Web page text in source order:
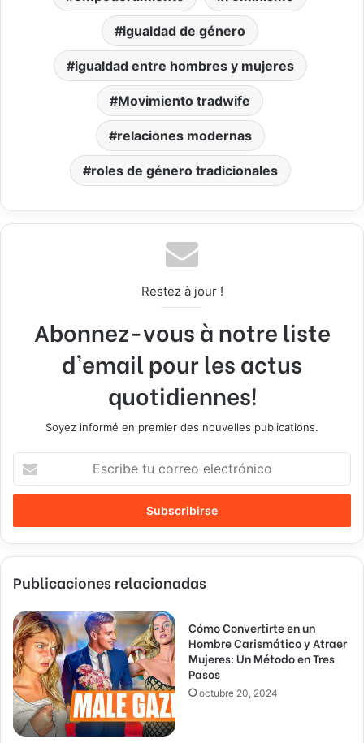
igualdad de género
igualdad entre hombres y mujeres
Movimiento tradwife
relaciones modernas
roles de género tradicionales
Restez à jour !
Abonnez-vous à notre liste
d'email pour les actus
quotidiennes!
Soyez informé en premier des nouvelles publications.
c
i
b
t
c
o
r
r
e
o
e
l
Publicaciones relacionadas
Cómo Convertirte en un
Hombre Carismático y Atraer
Mujeres: Un Método en Tres
Pasos
octubre 20, 2024